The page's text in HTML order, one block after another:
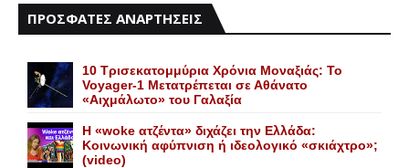
ΠΡΟΣΦΑΤΕΣ ΑΝΑΡΤΗΣΕΙΣ
10 Τρισεκατομμύρια Χρόνια Μοναξιάς: Το
Voyager-1 Μετατρέπεται σε Αθάνατο
«Αιχμάλωτο» του Γαλαξία
Η «woke ατζέντα» διχάζει την Ελλάδα:
Κοινωνική αφύπνιση ή ιδεολογικό «σκιάχτρο»;
(video)